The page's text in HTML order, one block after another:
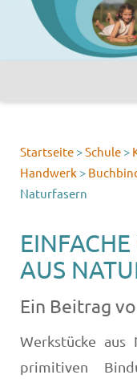
Startseite >Schule >
Handwerk >
Naturfasern
AUS
Ein Beitrag
Werkstücke
primitiven